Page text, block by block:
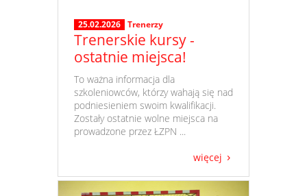
25.02.2026 Trenerzy
Trenerskie kursy -
ostatnie miejsca!
​ To ważna informacja dla
szkoleniowców, którzy wahają się nad
podniesieniem swoim kwalifikacji.
Zostały ostatnie wolne miejsca na
prowadzone przez ŁZPN ...
więcej